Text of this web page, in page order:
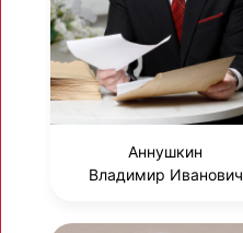
Аннушкин
Владимир Иванович